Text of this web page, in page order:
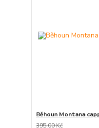
Běhoun Montana
395,00 Kč